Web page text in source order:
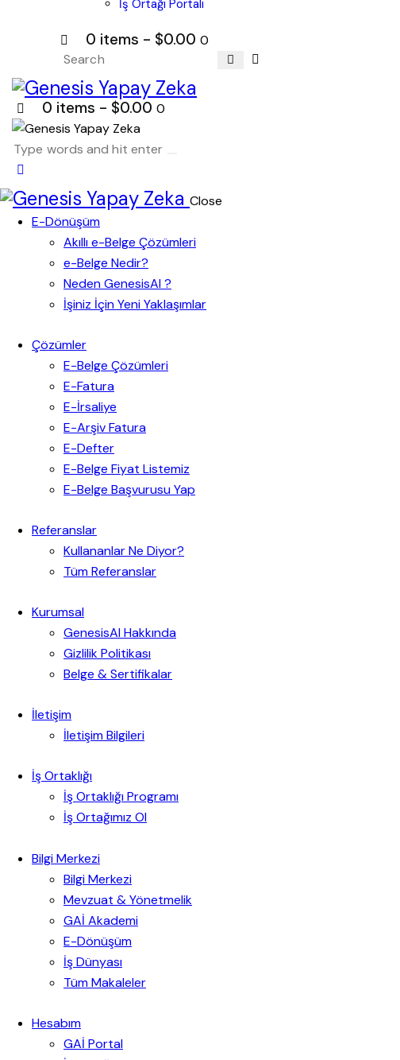
İş Ortağı Portalı
0 items - $0.00 0
0 items - $0.00 0
Close
E-Dönüşüm
Akıllı e-Belge Çözümleri
e-Belge Nedir?
Neden GenesisAI ?
İşiniz İçin Yeni Yaklaşımlar
Çözümler
E-Belge Çözümleri
E-Fatura
E-İrsaliye
E-Arşiv Fatura
E-Defter
E-Belge Fiyat Listemiz
E-Belge Başvurusu Yap
Referanslar
Kullananlar Ne Diyor?
Tüm Referanslar
Kurumsal
GenesisAI Hakkında
Gizlilik Politikası
Belge & Sertifikalar
İletişim
İletişim Bilgileri
İş Ortaklığı
İş Ortaklığı Programı
İş Ortağımız Ol
Bilgi Merkezi
Bilgi Merkezi
Mevzuat & Yönetmelik
GAİ Akademi
E-Dönüşüm
İş Dünyası
Tüm Makaleler
Hesabım
GAİ Portal